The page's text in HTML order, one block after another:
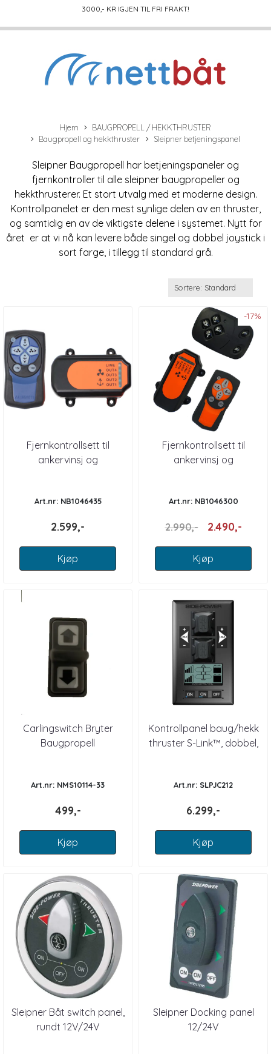
3000,- KR IGJEN TIL FRI FRAKT!
Hjem
BAUGPROPELL / HEKKTHRUSTER
Baugpropell og hekkthruster
Sleipner betjeningspanel
Sleipner Baugpropell har betjeningspaneler og
fjernkontroller til alle sleipner baugpropeller og
hekkthrusterer. Et stort utvalg med et moderne design.
Kontrollpanelet er den mest ­synlige ­delen av en thruster,
og sam­tidig en av de viktigste delene i systemet. Nytt for
året er at vi nå kan levere både singel og dobbel joystick i
sort farge, i tillegg til standard grå.
Fjernkontrollsett til
ankervinsj og
Art.nr: NB1046435
2.599,-
Kjøp
-17%
Fjernkontrollsett til
ankervinsj og
Art.nr: NB1046300
2.990,- 2.490,-
Kjøp
Carlingswitch Bryter
Baugpropell
Art.nr: NMS10114-33
499,-
Kjøp
Kontrollpanel baug/hekk
thruster S-Link™, dobbel,
Art.nr: SLPJC212
6.299,-
Kjøp
Sleipner Båt switch panel,
rundt 12V/24V
Sleipner Docking panel
12/24V